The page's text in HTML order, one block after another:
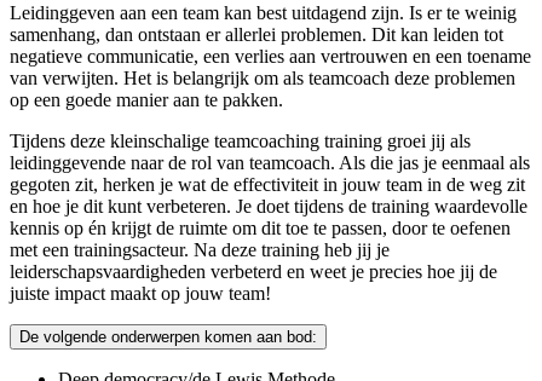
Leidinggeven aan een team kan best uitdagend zijn. Is er te weinig
samenhang, dan ontstaan er allerlei problemen. Dit kan leiden tot
negatieve communicatie, een verlies aan vertrouwen en een toename
van verwijten. Het is belangrijk om als teamcoach deze problemen
op een goede manier aan te pakken.
Tijdens deze kleinschalige teamcoaching training groei jij als
leidinggevende naar de rol van teamcoach. Als die jas je eenmaal als
gegoten zit, herken je wat de effectiviteit in jouw team in de weg zit
en hoe je dit kunt verbeteren. Je doet tijdens de training waardevolle
kennis op én krijgt de ruimte om dit toe te passen, door te oefenen
met een trainingsacteur. Na deze training heb jij je
leiderschapsvaardigheden verbeterd en weet je precies hoe jij de
juiste impact maakt op jouw team!
De volgende onderwerpen komen aan bod: